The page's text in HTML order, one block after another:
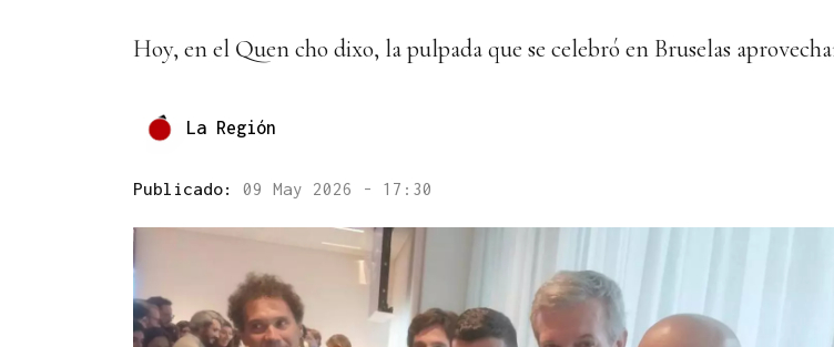
Hoy, en el Quen cho dixo, la pulpada que se celebró en Bruselas
La Región
Publicado: 09 May 2026 - 17:30